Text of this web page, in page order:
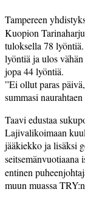
Tampereen
Kuopion
tuloksella 78
lyöntiä ja ulos
jopa 44 lyöntiä.
”Ei ollut paras
summasi
Taavi edustaa
Lajivalikoimaan
jääkiekko ja lisäksi
seitsemänvuotiaana
entinen
muun muassa